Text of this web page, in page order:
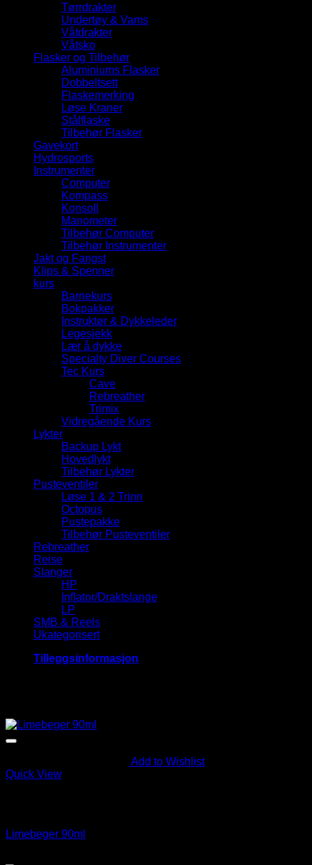
Tørrdrakter
Undertøy & Vams
Våtdrakter
Våtsko
Flasker og Tilbehør
Aluminiums Flasker
Dobbeltsett
Flaskemerking
Løse Kraner
Stålflaske
Tilbehør Flasker
Gavekort
Hydrosports
Instrumenter
Computer
Kompass
Konsoll
Manometer
Tilbehør Computer
Tilbehør Instrumenter
Jakt og Fangst
Klips & Spenner
kurs
Barnekurs
Bokpakker
Instruktør & Dykkeleder
Legesjekk
Lær å dykke
Specialty Diver Courses
Tec Kurs
Cave
Rebreather
Trimix
Vidregående Kurs
Lykter
Backup Lykt
Hovedlykt
Tilbehør Lykter
Pusteventiler
Løse 1 & 2 Trinn
Octopus
Pustepakke
Tilbehør Pusteventiler
Rebreather
Reise
Slanger
HP
Inflator/Draktslange
LP
SMB & Reels
Ukategorisert
Tilleggsinformasjon
Add to Wishlist
Quick View
Limebeger 90ml